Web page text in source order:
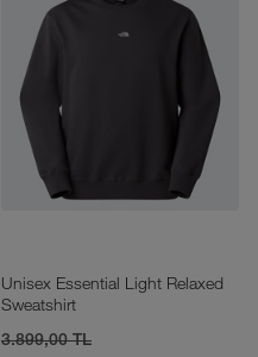
Unisex Essential Light Relaxed
Sweatshirt
3.899,00 TL